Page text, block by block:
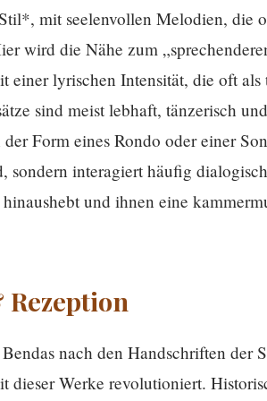
mit seelenvollen Melodien, die
wird die Nähe zum
einer lyrischen Intensität, die oft
sind meist lebhaft, tänzerisch
Form eines Rondo oder einer
sondern interagiert häufig
und ihnen eine
nach den Handschriften der
Werke revolutioniert.